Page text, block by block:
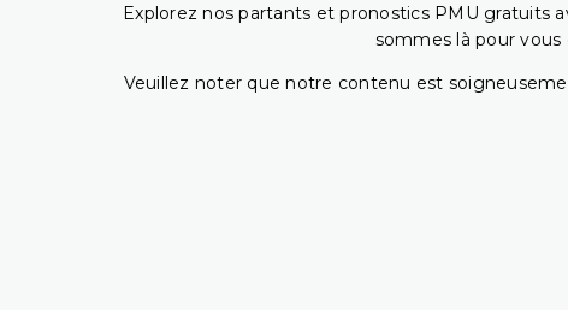
Explorez nos partants et pronostics PMU gratuits
sommes là pour vous
Veuillez noter que notre contenu est